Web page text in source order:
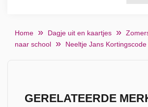
Home Dagje uit en kaartjes
naar school
Neeltje Jans Kortingscode
GERELATEERDE